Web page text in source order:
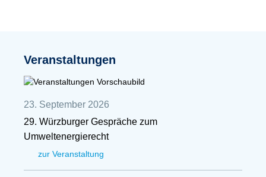
Veranstaltungen
23. September 2026
29. Würzburger Gespräche zum
Umweltenergierecht
zur Veranstaltung